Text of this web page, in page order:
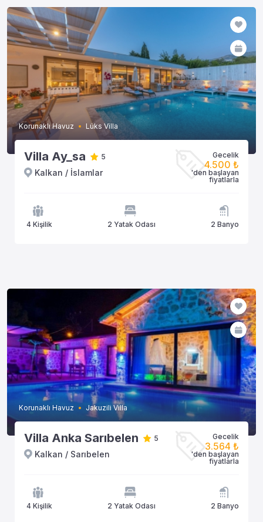
Korunaklı Havuz Lüks Villa
Villa Ay_sa 5
Kalkan / İslamlar
Gecelik
4.500 ₺
'den başlayan
fiyatlarla
4 Kişilik 2 Yatak Odası 2 Banyo
Korunaklı Havuz Jakuzili Villa
Villa Anka Sarıbelen 5
Kalkan / Sarıbelen
Gecelik
3.564 ₺
'den başlayan
fiyatlarla
4 Kişilik 2 Yatak Odası 2 Banyo